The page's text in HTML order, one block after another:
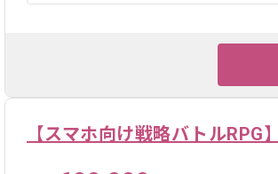
【スマホ向け戦略バトルRPG